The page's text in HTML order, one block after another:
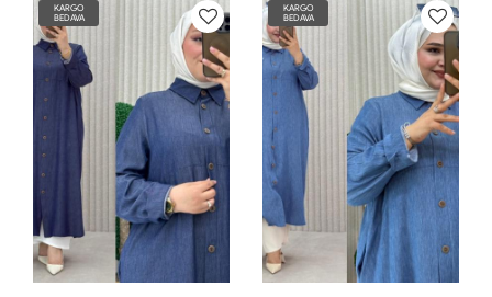
KARGO
BEDAVA
KARGO
BEDAVA